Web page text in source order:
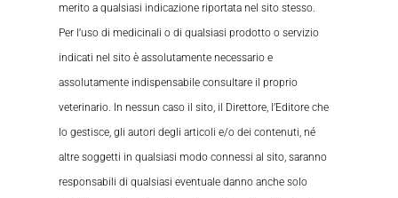
merito a qualsiasi indicazione riportata nel sito stesso.
Per l’uso di medicinali o di qualsiasi prodotto o servizio
indicati nel sito è assolutamente necessario e
assolutamente indispensabile consultare il proprio
veterinario. In nessun caso il sito, il Direttore, l’Editore che
lo gestisce, gli autori degli articoli e/o dei contenuti, né
altre soggetti in qualsiasi modo connessi al sito, saranno
responsabili di qualsiasi eventuale danno anche solo